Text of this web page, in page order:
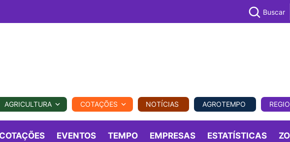
AGROTEMPO REGIONAL COMERCIAL AGROVIAGENS
Buscar
AGRICULTURA COTAÇÕES NOTÍCIAS AGROTEMPO
COTAÇÕES EVENTOS TEMPO EMPRESAS ESTATÍSTICAS